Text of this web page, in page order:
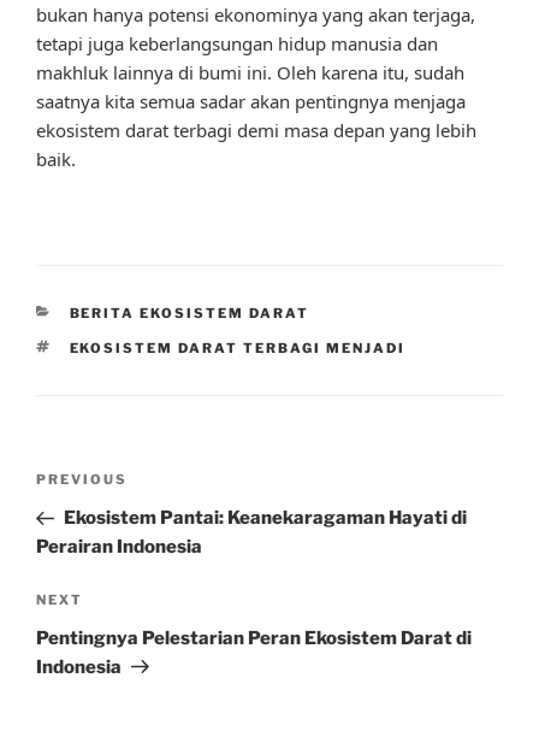
bukan hanya potensi ekonominya yang akan terjaga,
tetapi juga keberlangsungan hidup manusia dan
makhluk lainnya di bumi ini. Oleh karena itu, sudah
saatnya kita semua sadar akan pentingnya menjaga
ekosistem darat terbagi demi masa depan yang lebih
baik.
CATEGORIES
BERITA EKOSISTEM DARAT
TAGS
EKOSISTEM DARAT TERBAGI MENJADI
Previous
Post
PREVIOUS
Ekosistem Pantai: Keanekaragaman Hayati di
Perairan Indonesia
Next
Post
NEXT
Pentingnya Pelestarian Peran Ekosistem Darat di
Indonesia